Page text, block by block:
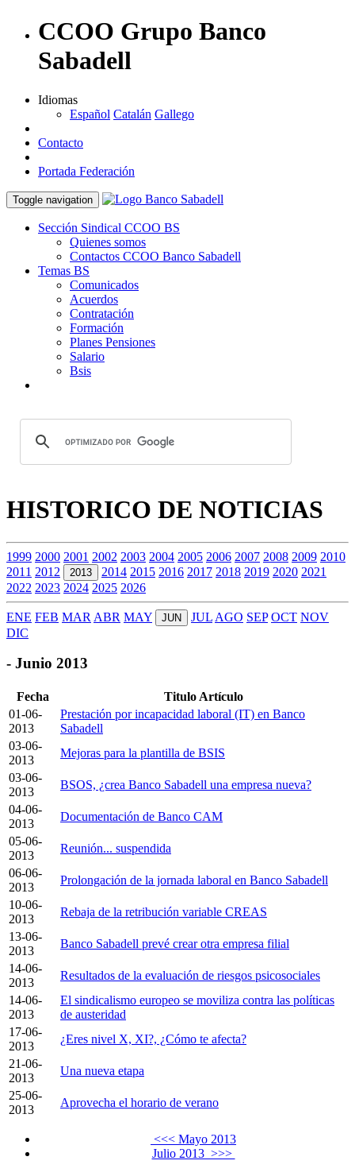
CCOO Grupo Banco
Sabadell
Idiomas
Español Catalán Gallego
Contacto
Portada Federación
Toggle navigation
Sección Sindical CCOO BS
Quienes somos
Contactos CCOO Banco Sabadell
Temas BS
Comunicados
Acuerdos
Contratación
Formación
Planes Pensiones
Salario
Bsis
HISTORICO DE NOTICIAS
1999 2000 2001 2002 2003 2004 2005 2006 2007 2008 2009 2010
2011 2012 2013 2014 2015 2016 2017 2018 2019 2020 2021
2022 2023 2024 2025 2026
ENE FEB MAR ABR MAY JUN JUL AGO SEP OCT NOV
DIC
- Junio 2013
Fecha
Titulo Artículo
01-06-
2013
Prestación por incapacidad laboral (IT) en Banco
Sabadell
03-06-
2013
Mejoras para la plantilla de BSIS
03-06-
2013
BSOS, ¿crea Banco Sabadell una empresa nueva?
04-06-
2013
Documentación de Banco CAM
05-06-
2013
Reunión... suspendida
06-06-
2013
Prolongación de la jornada laboral en Banco Sabadell
10-06-
2013
Rebaja de la retribución variable CREAS
13-06-
2013
Banco Sabadell prevé crear otra empresa filial
14-06-
2013
Resultados de la evaluación de riesgos psicosociales
14-06-
2013
El sindicalismo europeo se moviliza contra las políticas
de austeridad
17-06-
2013
¿Eres nivel X, XI?, ¿Cómo te afecta?
21-06-
2013
Una nueva etapa
25-06-
2013
Aprovecha el horario de verano
<<< Mayo 2013
Julio 2013 >>>